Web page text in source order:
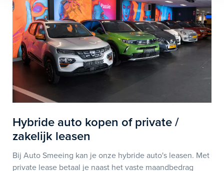
Hybride auto kopen of private /
zakelijk leasen
Bij Auto Smeeing kan je onze hybride auto's leasen. Met
private lease betaal je naast het vaste maandbedrag